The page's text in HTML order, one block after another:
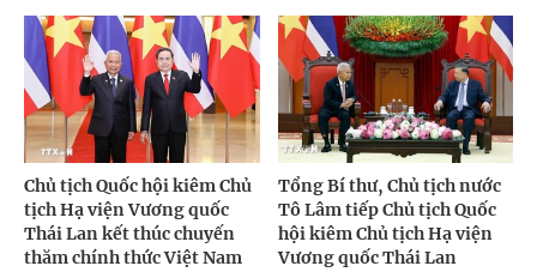
Chủ tịch Quốc hội kiêm Chủ
tịch Hạ viện Vương quốc
Thái Lan kết thúc chuyến
thăm chính thức Việt Nam
Tổng Bí thư, Chủ tịch nước
Tô Lâm tiếp Chủ tịch Quốc
hội kiêm Chủ tịch Hạ viện
Vương quốc Thái Lan